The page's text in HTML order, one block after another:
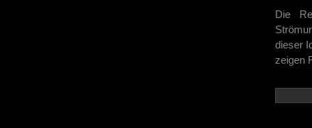
Die
dieser
zeigen